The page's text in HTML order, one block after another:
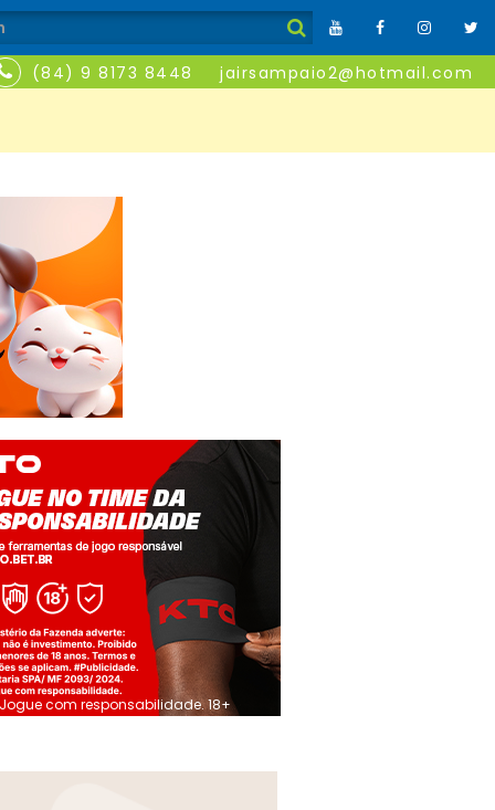
(84) 9 8173 8448 jairsampaio2@hotmail.com
Jogue com responsabilidade. 18+